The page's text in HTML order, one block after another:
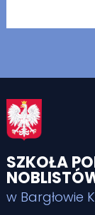
SZKOŁA
w Bargłowie